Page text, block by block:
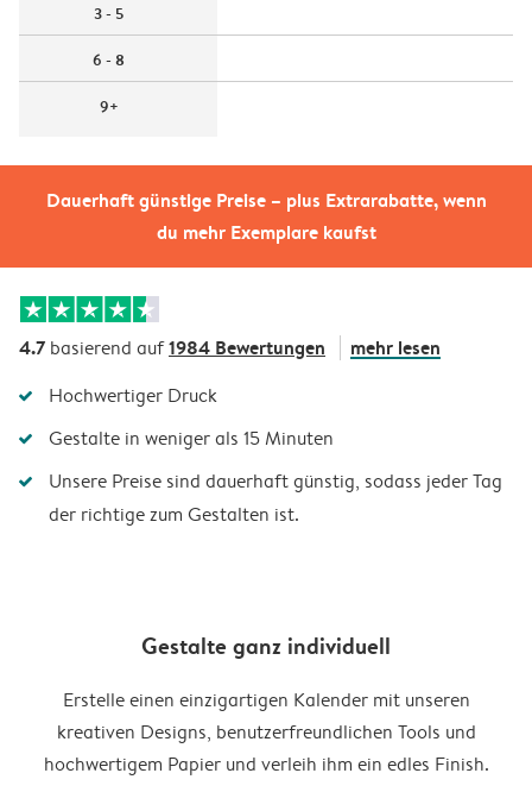
Dauerhaft günstige Preise – plus Extrarabatte, wenn
du mehr Exemplare kaufst
3 - 5
6 - 8
9+
4.7 basierend auf1984 Bewertungen mehr lesen
Hochwertiger Druck
Gestalte in weniger als 15 Minuten
Unsere Preise sind dauerhaft günstig, sodass jeder Tag
der richtige zum Gestalten ist.
Gestalte ganz individuell
Erstelle einen einzigartigen Kalender mit unseren
kreativen Designs, benutzerfreundlichen Tools und
hochwertigem Papier und verleih ihm ein edles Finish.